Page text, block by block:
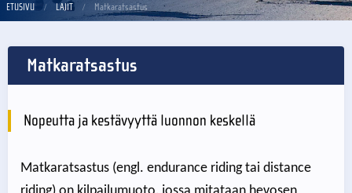
ETUSIVU LAJIT Matkaratsastus
Matkaratsastus
Nopeutta ja kestävyyttä luonnon keskellä
Matkaratsastus (engl. endurance riding tai distance